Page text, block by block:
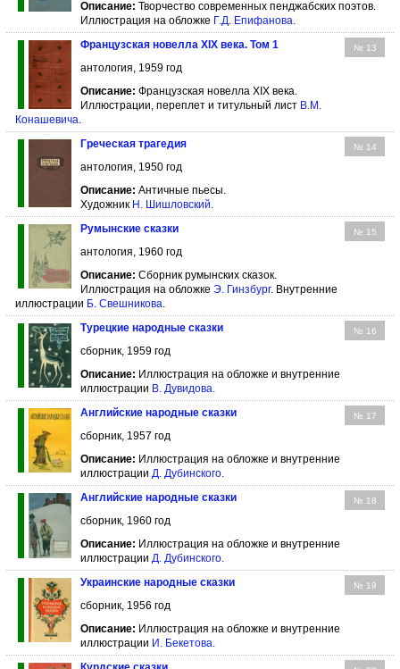
Описание: Творчество современных пенджабских поэтов.
Иллюстрация на обложке Г.Д. Епифанова
№ 13
Французская новелла XIX века. Том 1
антология, 1959 год
Описание: Французская новелла XIX века.
Иллюстрации, переплет и титульный лист В.М.
Конашевича
№ 14
Греческая трагедия
антология, 1950 год
Описание: Античные пьесы.
Художник Н. Шишловский
№ 15
Румынские сказки
антология, 1960 год
Описание: Сборник румынских сказок.
Иллюстрация на обложке Э. Гинзбург. Внутренние
иллюстрации Б. Свешникова
№ 16
Турецкие народные сказки
сборник, 1959 год
Описание: Иллюстрация на обложке и внутренние
иллюстрации В. Дувидова
№ 17
Английские народные сказки
сборник, 1957 год
Описание: Иллюстрация на обложке и внутренние
иллюстрации Д. Дубинского
№ 18
Английские народные сказки
сборник, 1960 год
Описание: Иллюстрация на обложке и внутренние
иллюстрации Д. Дубинского
№ 19
Украинские народные сказки
сборник, 1956 год
Описание: Иллюстрация на обложке и внутренние
иллюстрации И. Бекетова